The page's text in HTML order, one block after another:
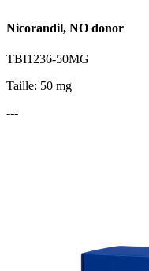
Nicorandil, NO donor
TBI1236-50MG
Taille: 50 mg
---